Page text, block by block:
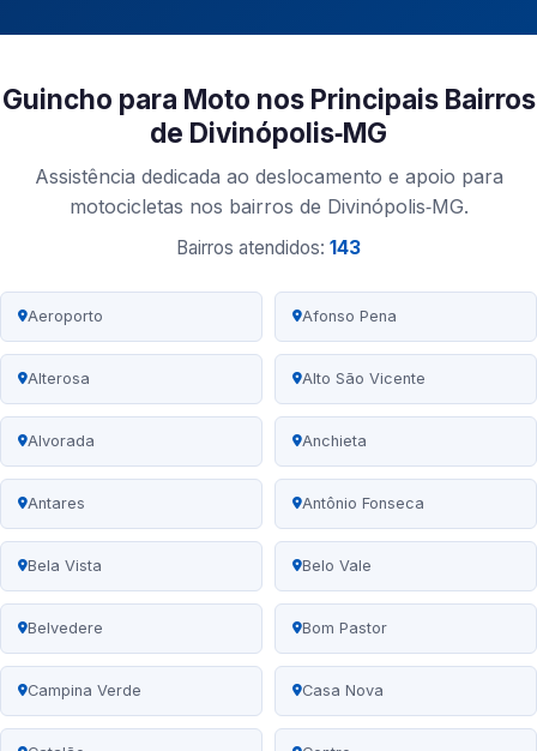
Guincho para Moto nos Principais Bairros
de Divinópolis‑MG
Assistência dedicada ao deslocamento e apoio para
motocicletas nos bairros de Divinópolis‑MG.
Bairros atendidos: 143
Aeroporto Afonso Pena
Alterosa Alto São Vicente
Alvorada Anchieta
Antares Antônio Fonseca
Bela Vista Belo Vale
Belvedere Bom Pastor
Campina Verde Casa Nova